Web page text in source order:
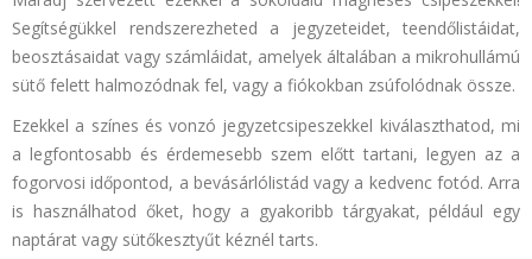
Segítségükkel rendszerezheted a jegyzeteidet, teendőlistáidat,
beosztásaidat vagy számláidat, amelyek általában a mikrohullámú
sütő felett halmozódnak fel, vagy a fiókokban zsúfolódnak össze.
Ezekkel a színes és vonzó jegyzetcsipeszekkel kiválaszthatod, mi
a legfontosabb és érdemesebb szem előtt tartani, legyen az a
fogorvosi időpontod, a bevásárlólistád vagy a kedvenc fotód. Arra
is használhatod őket, hogy a gyakoribb tárgyakat, például egy
naptárat vagy sütőkesztyűt kéznél tarts.